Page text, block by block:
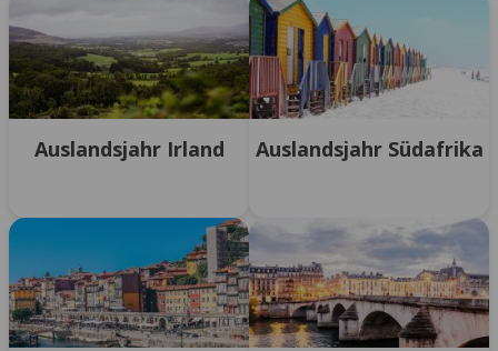
Auslandsjahr Irland Auslandsjahr Südafrika